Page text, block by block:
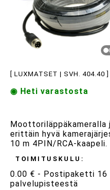
[ LUXMATSET | SVH. 404.40 ]
◉ Heti varastosta
erittäin hyvä
10 m 4PIN/RCA-kaapeli.
TOIMITUSKULU:
0.00 € - Postipaketti 16
palvelupisteestä